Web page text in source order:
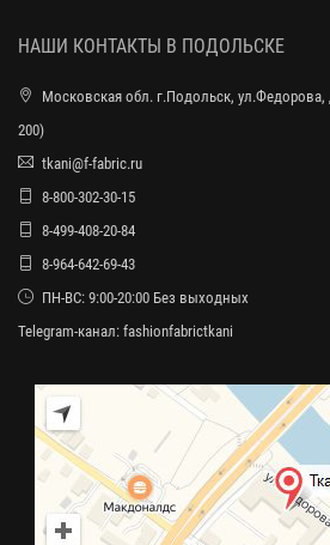
НАШИ КОНТАКТЫ В ПОДОЛЬСКЕ
Московская обл. г.Подольск,
200)
tkani@f-fabric.ru
8-800-302-30-15
8-499-408-20-84
8-964-642-69-43
ПН-ВС: 9:00-20:00 Без выходных
Telegram-канал: fashionfabrictkani